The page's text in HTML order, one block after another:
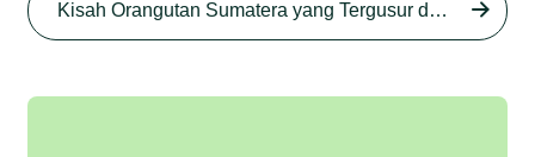
Junaidi Hanafiah 27 Agu 2025
Begini Modus Perburuan
Kisah Orangutan Sumatera yang Tergusur dari Rumah Sendiri series